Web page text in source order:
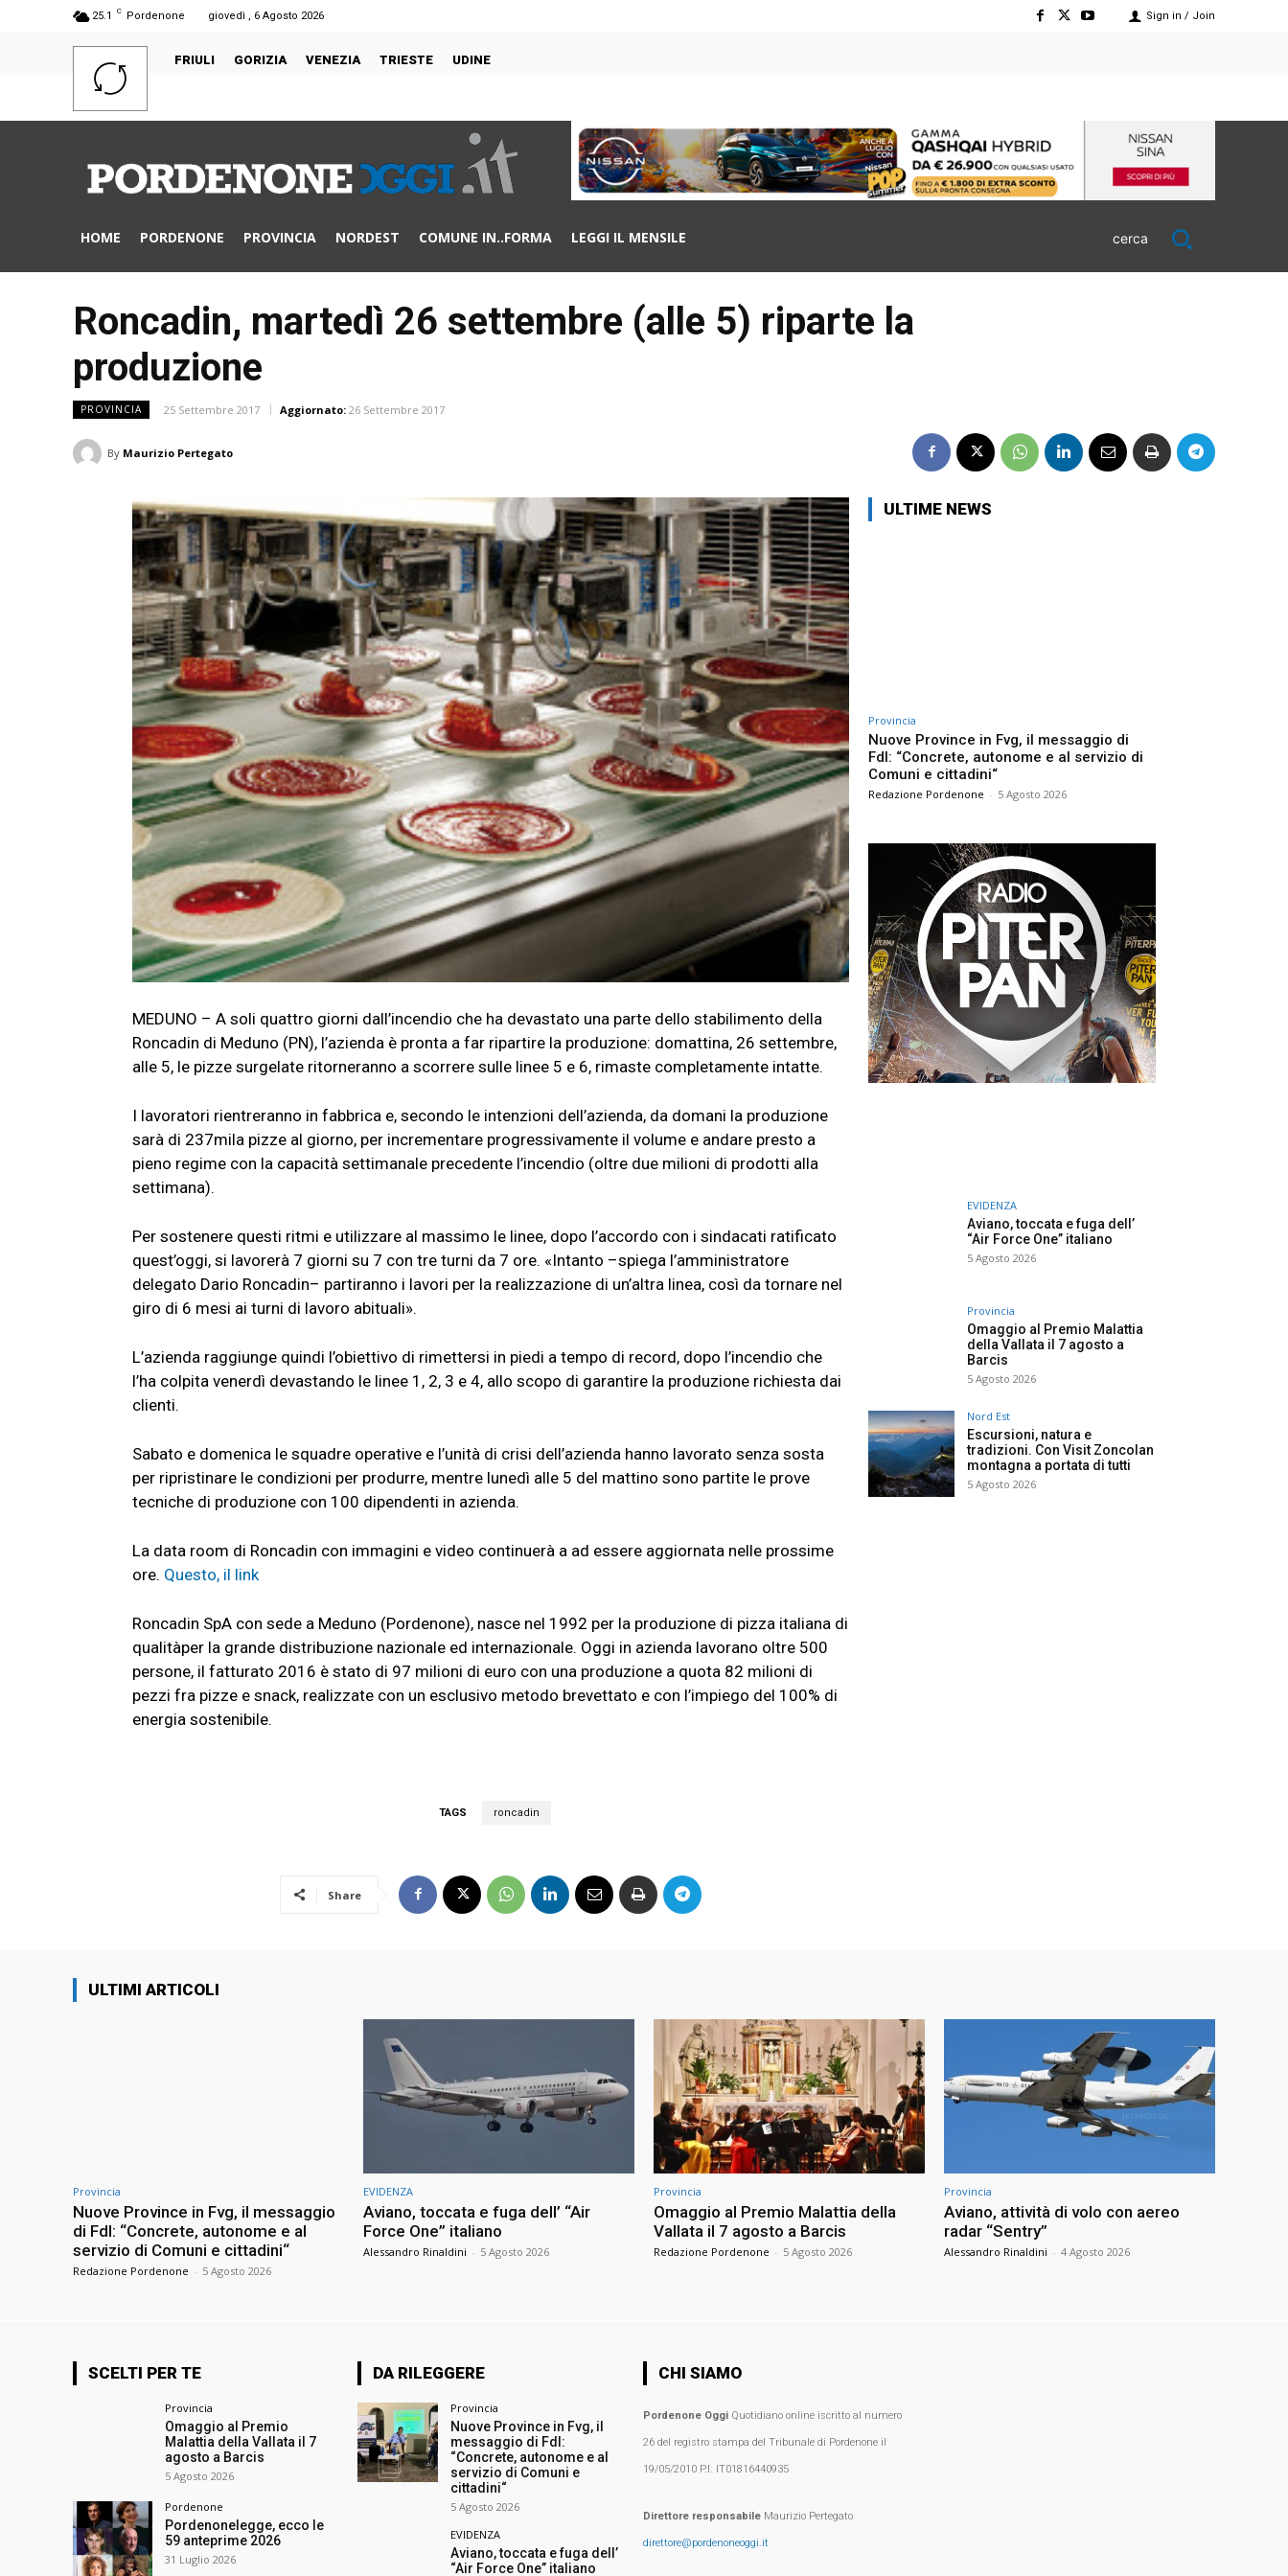
25.1 C Pordenone giovedì , 6 Agosto 2026 Sign in / Join
FRIULI GORIZIA VENEZIA TRIESTE UDINE
HOME PORDENONE PROVINCIA NORDEST COMUNE IN..FORMA LEGGI IL MENSILE cerca
Roncadin, martedì 26 settembre (alle 5) riparte la
produzione
PROVINCIA 25 Settembre 2017 Aggiornato: 26 Settembre 2017
By Maurizio Pertegato
MEDUNO – A soli quattro giorni dall’incendio che ha devastato una parte dello stabilimento della
Roncadin di Meduno (PN), l’azienda è pronta a far ripartire la produzione: domattina, 26 settembre,
alle 5, le pizze surgelate ritorneranno a scorrere sulle linee 5 e 6, rimaste completamente intatte.
I lavoratori rientreranno in fabbrica e, secondo le intenzioni dell’azienda, da domani la produzione
sarà di 237mila pizze al giorno, per incrementare progressivamente il volume e andare presto a
pieno regime con la capacità settimanale precedente l’incendio (oltre due milioni di prodotti alla
settimana).
Per sostenere questi ritmi e utilizzare al massimo le linee, dopo l’accordo con i sindacati ratificato
quest’oggi, si lavorerà 7 giorni su 7 con tre turni da 7 ore. «Intanto –spiega l’amministratore
delegato Dario Roncadin– partiranno i lavori per la realizzazione di un’altra linea, così da tornare nel
giro di 6 mesi ai turni di lavoro abituali».
L’azienda raggiunge quindi l’obiettivo di rimettersi in piedi a tempo di record, dopo l’incendio che
l’ha colpita venerdì devastando le linee 1, 2, 3 e 4, allo scopo di garantire la produzione richiesta dai
clienti.
Sabato e domenica le squadre operative e l’unità di crisi dell’azienda hanno lavorato senza sosta
per ripristinare le condizioni per produrre, mentre lunedì alle 5 del mattino sono partite le prove
tecniche di produzione con 100 dipendenti in azienda.
La data room di Roncadin con immagini e video continuerà a ad essere aggiornata nelle prossime
ore. Questo, il link
Roncadin SpA con sede a Meduno (Pordenone), nasce nel 1992 per la produzione di pizza italiana di
qualitàper la grande distribuzione nazionale ed internazionale. Oggi in azienda lavorano oltre 500
persone, il fatturato 2016 è stato di 97 milioni di euro con una produzione a quota 82 milioni di
pezzi fra pizze e snack, realizzate con un esclusivo metodo brevettato e con l’impiego del 100% di
energia sostenibile.
TAGS roncadin
Share
ULTIME NEWS
Provincia
Nuove Province in Fvg, il messaggio di
FdI: “Concrete, autonome e al servizio di
Comuni e cittadini“
Redazione Pordenone - 5 Agosto 2026
EVIDENZA
Aviano, toccata e fuga dell’
“Air Force One” italiano
5 Agosto 2026
Provincia
Omaggio al Premio Malattia
della Vallata il 7 agosto a
Barcis
5 Agosto 2026
Nord Est
Escursioni, natura e
tradizioni. Con Visit Zoncolan
montagna a portata di tutti
5 Agosto 2026
ULTIMI ARTICOLI
Provincia
Nuove Province in Fvg, il messaggio
di FdI: “Concrete, autonome e al
servizio di Comuni e cittadini“
Redazione Pordenone - 5 Agosto 2026
EVIDENZA
Aviano, toccata e fuga dell’ “Air
Force One” italiano
Alessandro Rinaldini - 5 Agosto 2026
Provincia
Omaggio al Premio Malattia della
Vallata il 7 agosto a Barcis
Redazione Pordenone - 5 Agosto 2026
Provincia
Aviano, attività di volo con aereo
radar “Sentry”
Alessandro Rinaldini - 4 Agosto 2026
SCELTI PER TE
Provincia
Omaggio al Premio
Malattia della Vallata il 7
agosto a Barcis
5 Agosto 2026
Pordenone
Pordenonelegge, ecco le
59 anteprime 2026
31 Luglio 2026
DA RILEGGERE
Provincia
Nuove Province in Fvg, il
messaggio di FdI:
“Concrete, autonome e al
servizio di Comuni e
cittadini“
5 Agosto 2026
EVIDENZA
Aviano, toccata e fuga dell’
“Air Force One” italiano
CHI SIAMO
Pordenone OggiQuotidiano online iscritto al numero
26 del registro stampa del Tribunale di Pordenone il
19/05/2010 P.I. IT01816440935
Direttore responsabileMaurizio Pertegato
direttore@pordenoneoggi.it